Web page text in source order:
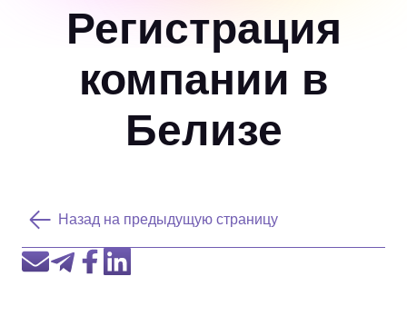
Регистрация
компании в
Белизе
Назад на предыдущую страницу